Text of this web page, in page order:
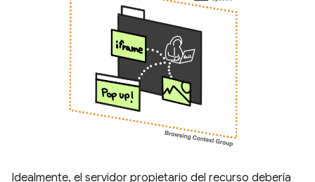
Idealmente, el servidor propietario del recurso debería